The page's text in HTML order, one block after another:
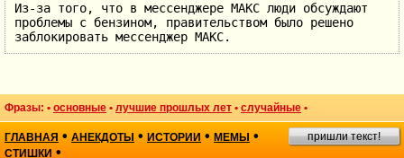
Из-за того, что в мессенджере МАКС люди обсуждают
проблемы с бензином, правительством было решено
заблокировать мессенджер МАКС.
Фразы: • основные • лучшие прошлых лет • случайные •
ГЛАВНАЯ • АНЕКДОТЫ • ИСТОРИИ • МЕМЫ •
СТИШКИ •
пришли текст!